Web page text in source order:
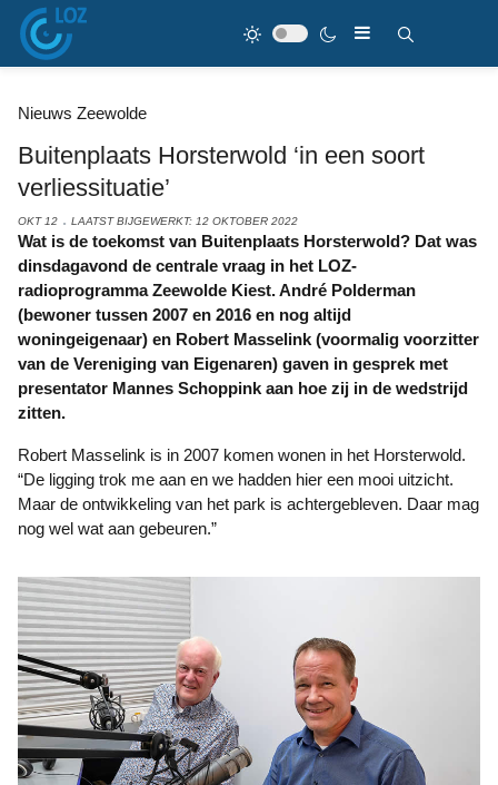
Nieuws Zeewolde
Buitenplaats Horsterwold ‘in een soort
verliessituatie’
OKT 12 LAATST BIJGEWERKT: 12 OKTOBER 2022
Wat is de toekomst van Buitenplaats Horsterwold? Dat was
dinsdagavond de centrale vraag in het LOZ-
radioprogramma Zeewolde Kiest. André Polderman
(bewoner tussen 2007 en 2016 en nog altijd
woningeigenaar) en Robert Masselink (voormalig voorzitter
van de Vereniging van Eigenaren) gaven in gesprek met
presentator Mannes Schoppink aan hoe zij in de wedstrijd
zitten.
Robert Masselink is in 2007 komen wonen in het Horsterwold.
“De ligging trok me aan en we hadden hier een mooi uitzicht.
Maar de ontwikkeling van het park is achtergebleven. Daar mag
nog wel wat aan gebeuren.”